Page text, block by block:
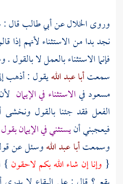
وروىالخلالعنأبي طالبقال
نجد بدا من الاستثناء لأنهم إذا
فإنما الاستثناء بالعمل لا
سمعتأبا عبد اللهيقول : أذهب
مسعودفيالاستثناء في الإيمان
الفعل فقد جئنا بالقول
فيعجبني أنيستثني في الإيمان
وسمعتأبا عبد اللهوسئل عن
{ وإنا إن شاء الله بكم لاحقون }